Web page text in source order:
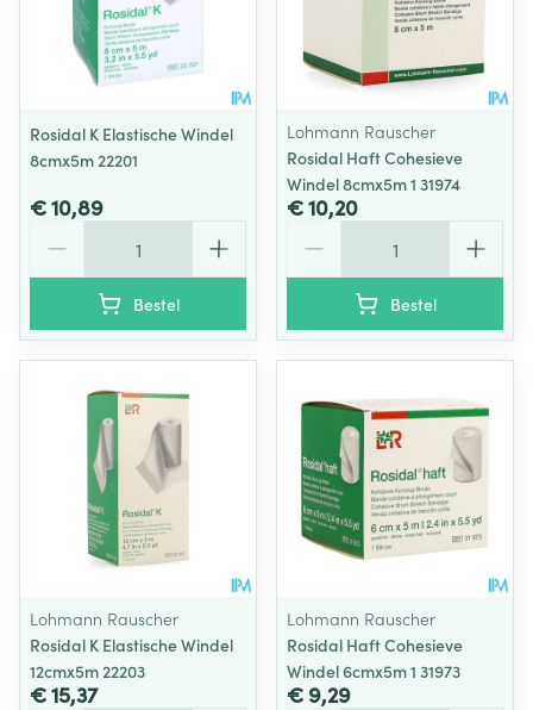
Rosidal K Elastische Windel
8cmx5m 22201
€ 10,89
Bestel
Lohmann Rauscher
Rosidal Haft Cohesieve
Windel 8cmx5m 1 31974
€ 10,20
Bestel
Lohmann Rauscher
Rosidal K Elastische Windel
12cmx5m 22203
€ 15,37
Lohmann Rauscher
Rosidal Haft Cohesieve
Windel 6cmx5m 1 31973
€ 9,29